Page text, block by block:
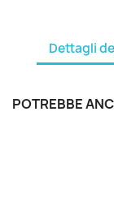
Dettagli
POTREBBE